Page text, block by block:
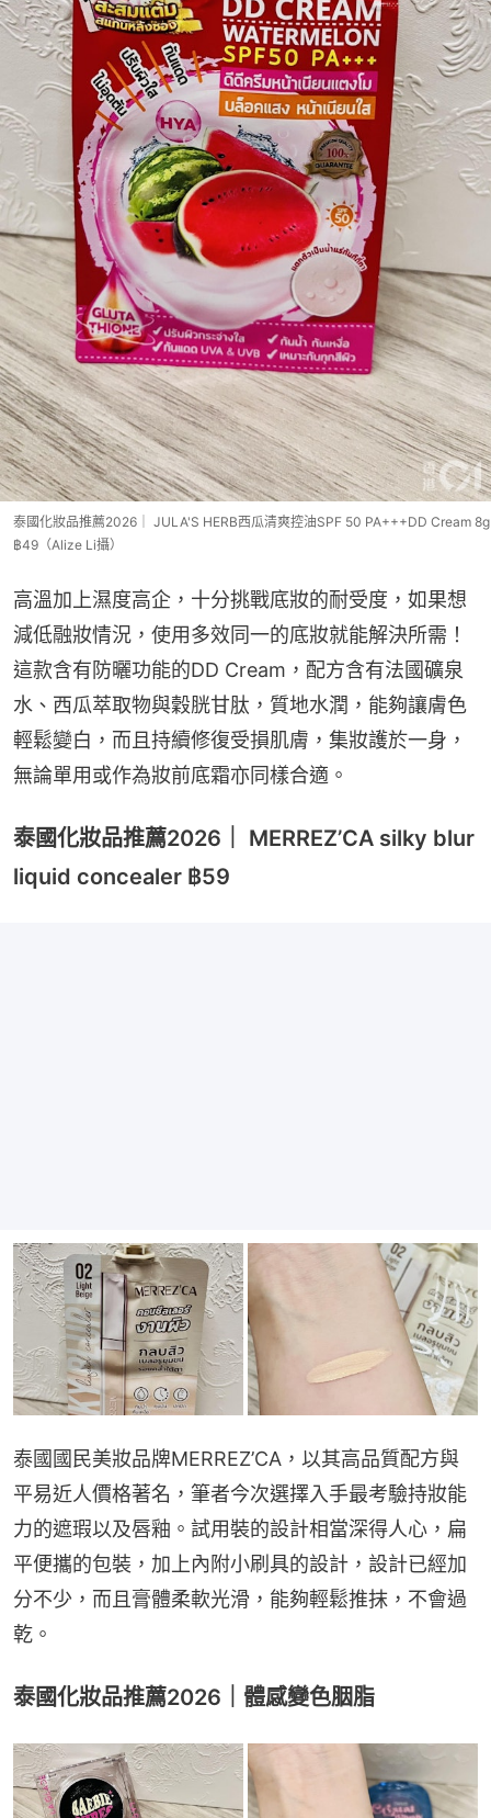
泰國化妝品推薦2026｜ JULA'S HERB西瓜清爽控油SPF 50 PA+++DD Cream 8g
฿49（Alize Li攝）
高溫加上濕度高企，十分挑戰底妝的耐受度，如果想
減低融妝情況，使用多效同一的底妝就能解決所需！
這款含有防曬功能的DD Cream，配方含有法國礦泉
水、西瓜萃取物與穀胱甘肽，質地水潤，能夠讓膚色
輕鬆變白，而且持續修復受損肌膚，集妝護於一身，
無論單用或作為妝前底霜亦同樣合適。
泰國化妝品推薦2026｜ MERREZ’CA silky blur
liquid concealer ฿59
泰國國民美妝品牌MERREZ’CA，以其高品質配方與
平易近人價格著名，筆者今次選擇入手最考驗持妝能
力的遮瑕以及唇釉。試用裝的設計相當深得人心，扁
平便攜的包裝，加上內附小刷具的設計，設計已經加
分不少，而且膏體柔軟光滑，能夠輕鬆推抹，不會過
乾。
泰國化妝品推薦2026｜體感變色胭脂